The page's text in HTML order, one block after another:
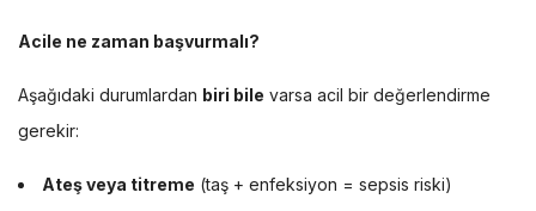
Acile ne zaman başvurmalı?
Aşağıdaki durumlardan biri bile varsa acil bir değerlendirme
gerekir:
Ateş veya titreme (taş + enfeksiyon = sepsis riski)